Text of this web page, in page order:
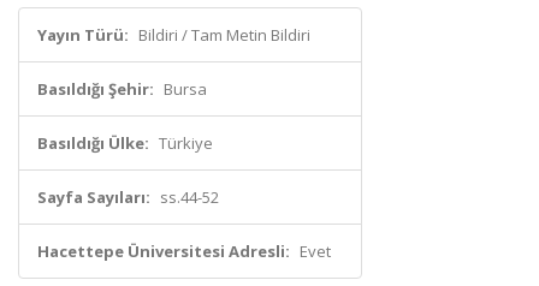
Yayın Türü: Bildiri / Tam Metin Bildiri
Basıldığı Şehir: Bursa
Basıldığı Ülke: Türkiye
Sayfa Sayıları: ss.44-52
Hacettepe Üniversitesi Adresli: Evet